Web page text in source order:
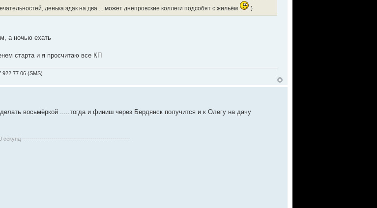
денька эдак на два.... может днепровские коллеги подсобят с жильём
)
а ночью ехать
старта и я просчитаю все КП
922 77 06 (SMS)
восьмёркой .....тогда и финиш через Бердянск получится и к Олегу на дачу
секунд -------------------------------------------------------